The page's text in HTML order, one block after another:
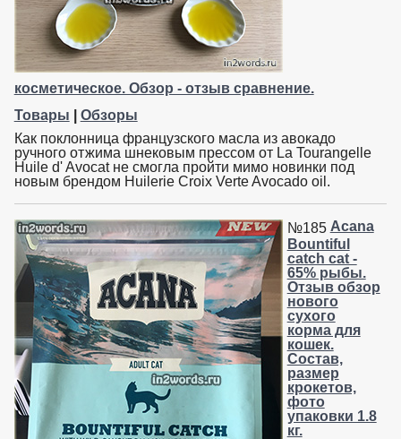
косметическое. Обзор - отзыв сравнение.
Товары
Обзоры
Как поклонница французского масла из авокадо
ручного отжима шнековым прессом от La Tourangelle
Huile d' Avocat не смогла пройти мимо новинки под
новым брендом Huilerie Croix Verte Avocado oil.
№185 Acana
Bountiful
catch cat -
65% рыбы.
Отзыв обзор
нового
сухого
корма для
кошек.
Состав,
размер
крокетов,
фото
упаковки 1.8
кг.